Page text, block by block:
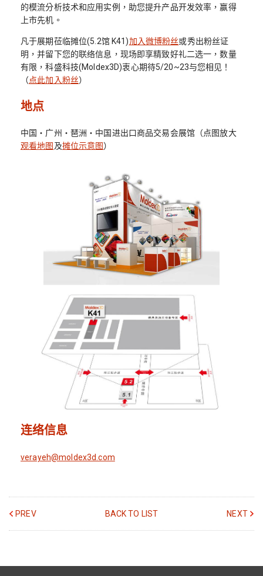
的模流分析技术和应用实例，助您提升产品开发效率，赢得
上市先机。
凡于展期莅临摊位(5.2馆 K41)加入微博粉丝或秀出粉丝证
明，并留下您的联络信息，现场即享精致好礼二选一，数量
有限，科盛科技(Moldex3D)衷心期待5/20~23与您相见！
（点此加入粉丝）
地点
中国‧广州‧琶洲‧中国进出口商品交易会展馆（点图放大
观看地图 及摊位示意图）
连络信息
verayeh@moldex3d.com
PREV BACK TO LIST NEXT